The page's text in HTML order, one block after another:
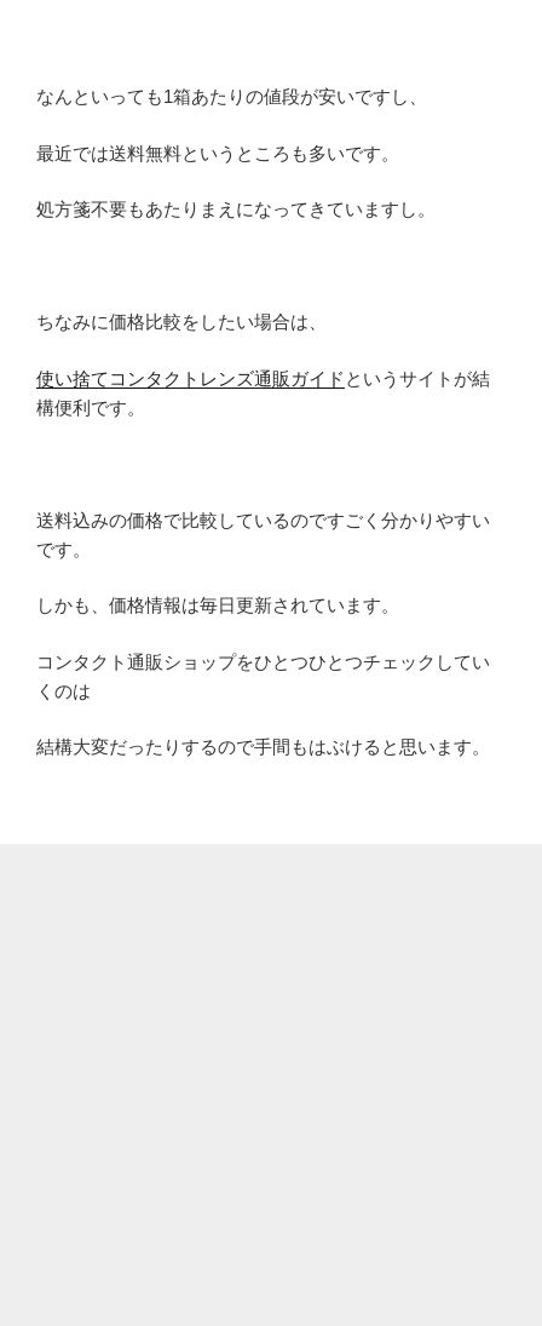
なんといっても1箱あたりの値段が安いですし、
最近では送料無料というところも多いです。
処方箋不要もあたりまえになってきていますし。
ちなみに価格比較をしたい場合は、
使い捨てコンタクトレンズ通販ガイド というサイトが結
構便利です。
送料込みの価格で比較しているのですごく分かりやすい
です。
しかも、価格情報は毎日更新されています。
コンタクト通販ショップをひとつひとつチェックしてい
くのは
結構大変だったりするので手間もはぶけると思います。